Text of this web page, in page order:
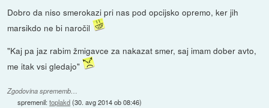
Dobro da niso smerokazi pri nas pod opcijsko opremo, ker jih
marsikdo ne bi naročil
"Kaj pa jaz rabim žmigavce za nakazat smer, saj imam dober avto,
me itak vsi gledajo"
Zgodovina sprememb…
spremenil:toplakd(30. avg 2014 ob 08:46)